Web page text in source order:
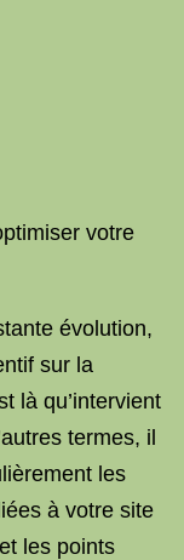
votre
évolution,
sur la
là qu’intervient
termes, il
les
à votre site
les points